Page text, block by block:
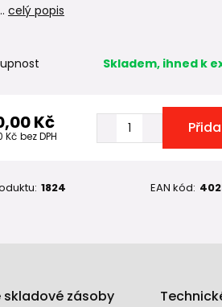
celý popis
Skladem, ihned k
Kč
Kč bez DPH
1824 EAN kód:
skladové zásoby